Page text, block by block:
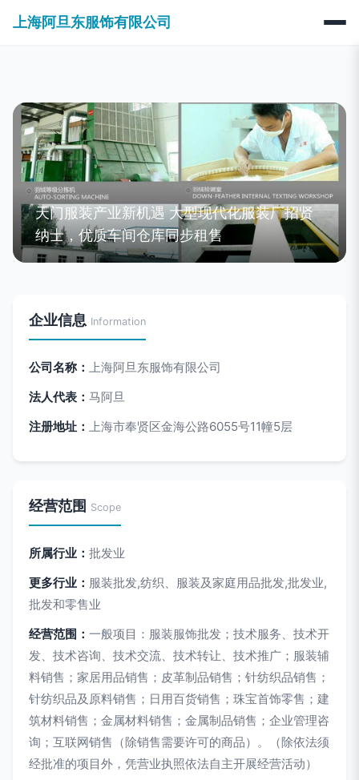
上海阿旦东服饰有限公司
天门服装产业新机遇 大型现代化服装厂招贤
纳士，优质车间仓库同步租售
企业信息 Information
公司名称： 上海阿旦东服饰有限公司
法人代表： 马阿旦
注册地址： 上海市奉贤区金海公路6055号11幢5层
经营范围 Scope
所属行业： 批发业
更多行业： 服装批发,纺织、服装及家庭用品批发,批发业,
批发和零售业
经营范围： 一般项目：服装服饰批发；技术服务、技术开
发、技术咨询、技术交流、技术转让、技术推广；服装辅
料销售；家居用品销售；皮革制品销售；针纺织品销售；
针纺织品及原料销售；日用百货销售；珠宝首饰零售；建
筑材料销售；金属材料销售；金属制品销售；企业管理咨
询；互联网销售（除销售需要许可的商品）。（除依法须
经批准的项目外，凭营业执照依法自主开展经营活动）